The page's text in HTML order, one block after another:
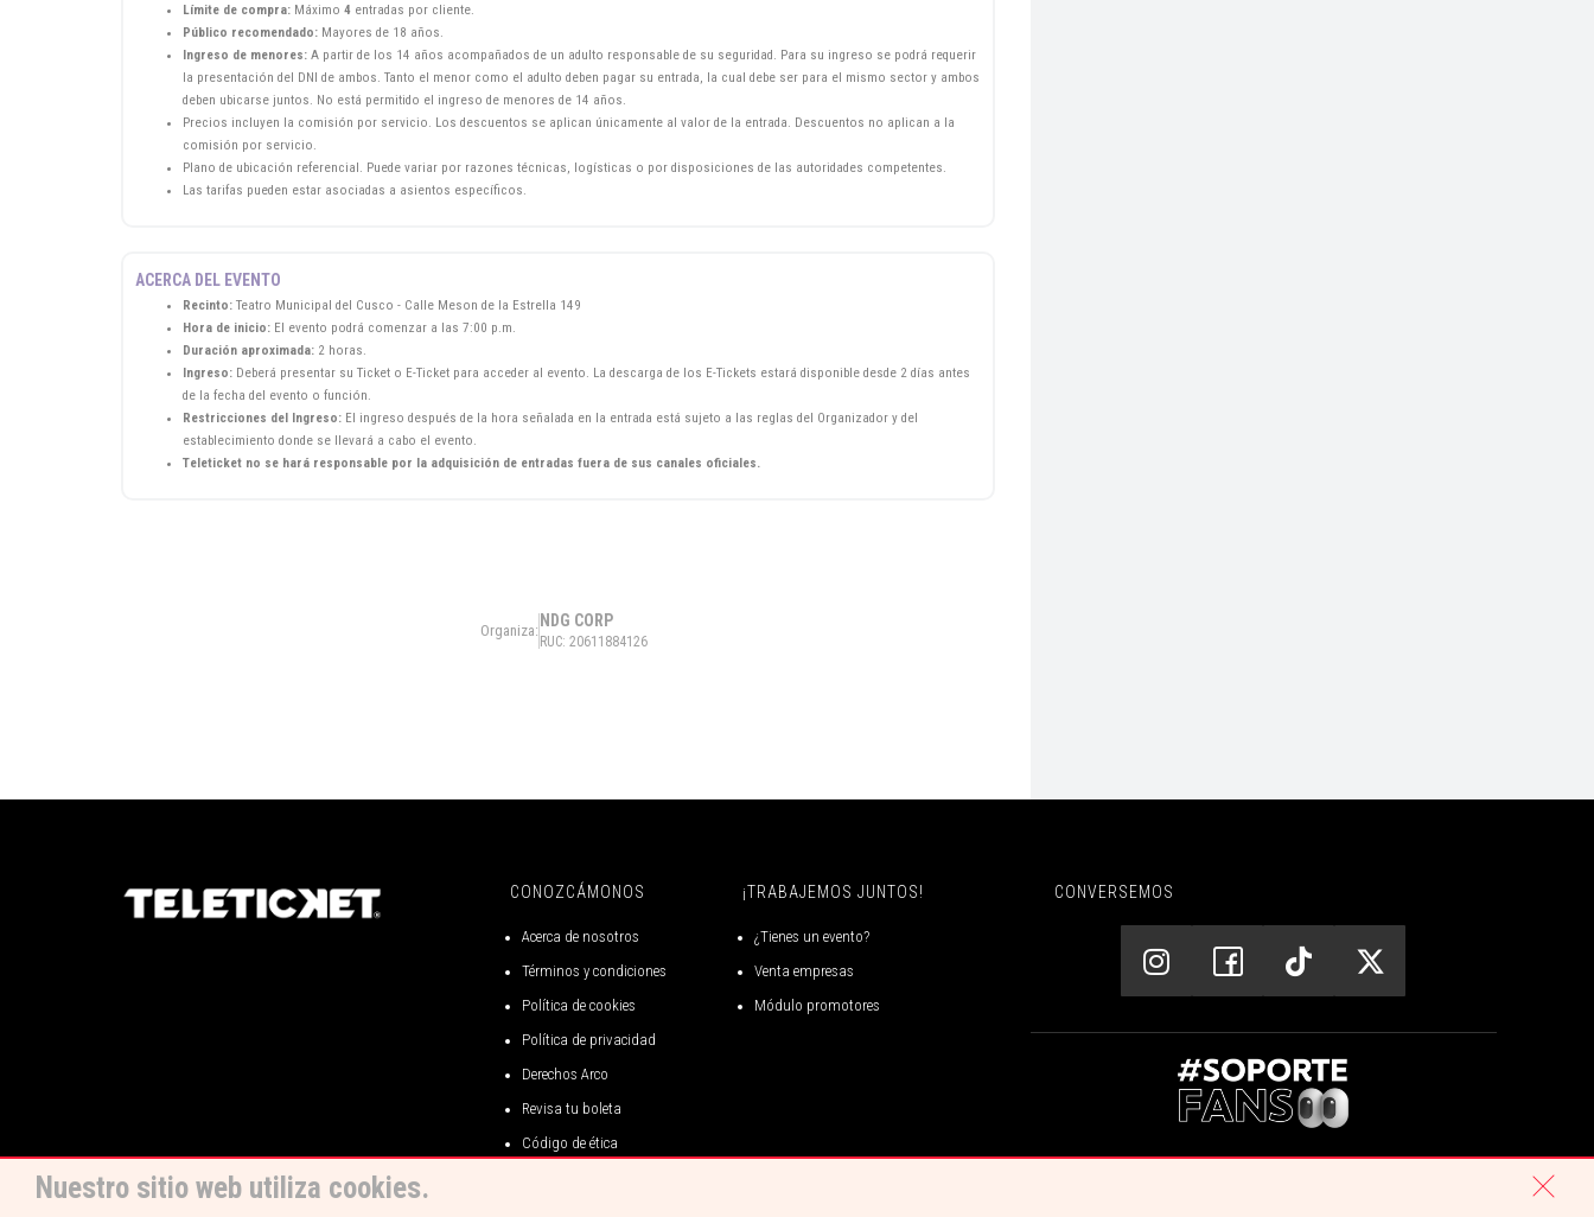
Límite de compra: Máximo 4 entradas por cliente.
Público recomendado: Mayores de 18 años.
Ingreso de menores: A partir de los 14 años acompañados de un adulto responsable de su seguridad. Para su ingreso se podrá requerir
la presentación del DNI de ambos. Tanto el menor como el adulto deben pagar su entrada, la cual debe ser para el mismo sector y ambos
deben ubicarse juntos. No está permitido el ingreso de menores de 14 años.
Precios incluyen la comisión por servicio. Los descuentos se aplican únicamente al valor de la entrada. Descuentos no aplican a la
comisión por servicio.
Plano de ubicación referencial. Puede variar por razones técnicas, logísticas o por disposiciones de las autoridades competentes.
Las tarifas pueden estar asociadas a asientos específicos.
ACERCA DEL EVENTO
Recinto: Teatro Municipal del Cusco - Calle Meson de la Estrella 149
Hora de inicio: El evento podrá comenzar a las 7:00 p.m.
Duración aproximada: 2 horas.
Ingreso: Deberá presentar su Ticket o E-Ticket para acceder al evento. La descarga de los E-Tickets estará disponible desde 2 días antes
de la fecha del evento o función.
Restricciones del Ingreso: El ingreso después de la hora señalada en la entrada está sujeto a las reglas del Organizador y del
establecimiento donde se llevará a cabo el evento.
Teleticket no se hará responsable por la adquisición de entradas fuera de sus canales oficiales.
Organiza:
NDG CORP
RUC: 20611884126
Nuestro sitio web utiliza cookies.
CONOZCÁMONOS
Acerca de nosotros
Términos y condiciones
Política de cookies
Política de privacidad
Derechos Arco
Revisa tu boleta
Código de ética
¡TRABAJEMOS JUNTOS!
¿Tienes un evento?
Venta empresas
Módulo promotores
CONVERSEMOS